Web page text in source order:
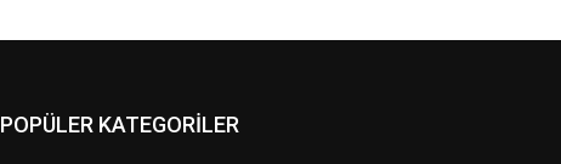
POPÜLER KATEGORİLER